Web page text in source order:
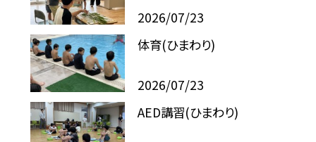
2026/07/23
体育(ひまわり)
2026/07/23
AED講習(ひまわり)